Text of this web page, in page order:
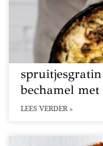
bechamel
LEES VERDER »